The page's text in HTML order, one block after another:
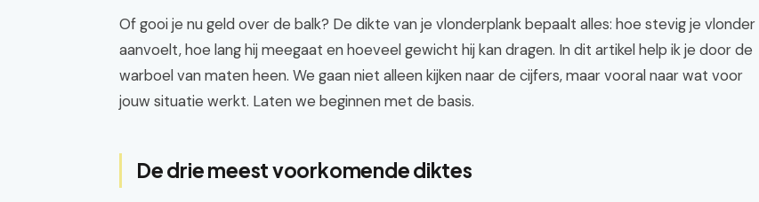
Of gooi je nu geld over de balk? De dikte van je vlonderplank bepaalt alles: hoe stevig je vlonder
aanvoelt, hoe lang hij meegaat en hoeveel gewicht hij kan dragen. In dit artikel help ik je door de
warboel van maten heen. We gaan niet alleen kijken naar de cijfers, maar vooral naar wat voor
jouw situatie werkt. Laten we beginnen met de basis.
De drie meest voorkomende diktes